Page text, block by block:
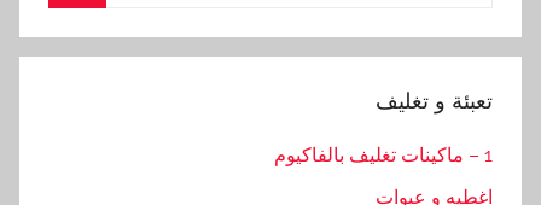
تعبئة و تغليف
1 – ماكينات تغليف بالفاكيوم
اغطيه و عبوات